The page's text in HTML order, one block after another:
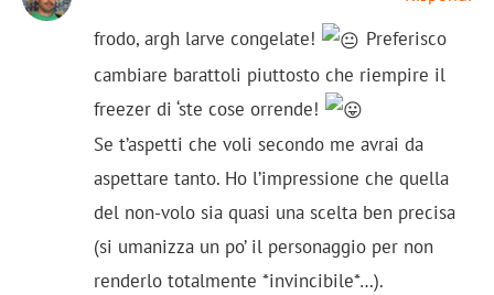
frodo, argh larve congelate!
Preferisco
cambiare barattoli piuttosto che riempire il
freezer di ‘ste cose orrende!
Se t’aspetti che voli secondo me avrai da
aspettare tanto. Ho l’impressione che quella
del non-volo sia quasi una scelta ben precisa
(si umanizza un po’ il personaggio per non
renderlo totalmente *invincibile*…).